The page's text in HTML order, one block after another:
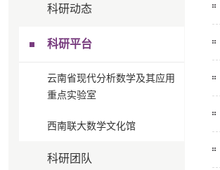
科研动态
科研平台
云南省现代分析数学及其应用
重点实验室
西南联大数学文化馆
科研团队